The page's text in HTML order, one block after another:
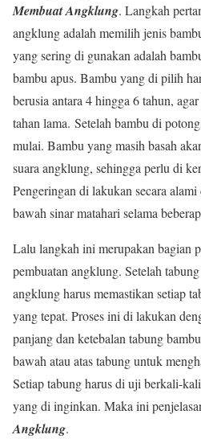
Membuat Angklung. Langkah
angklung adalah memilih jenis
yang sering di gunakan adalah
bambu apus. Bambu yang di pilih
berusia antara 4 hingga 6 tahun,
tahan lama. Setelah bambu di
mulai. Bambu yang masih basah
suara angklung, sehingga perlu di
Pengeringan di lakukan secara
bawah sinar matahari selama
Lalu langkah ini merupakan bagian
pembuatan angklung. Setelah
angklung harus memastikan setiap
yang tepat. Proses ini di lakukan
panjang dan ketebalan tabung
bawah atau atas tabung untuk
Setiap tabung harus di uji berkali-
yang di inginkan. Maka ini
Angklung.